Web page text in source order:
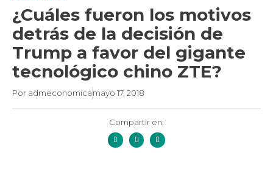
¿Cuáles fueron los motivos
detrás de la decisión de
Trump a favor del gigante
tecnológico chino ZTE?
Por admeconomicamayo 17, 2018
Compartir en: